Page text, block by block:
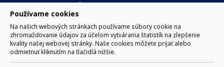
Používame cookies
Na našich webových stránkach používame súbory cookie na
zhromažďovanie údajov za účelom vytvárania štatistík na zlepšenie
kvality našej webovej stránky. Naše cookies môžete prijať alebo
odmietnuť kliknutím na tlačidlá nižšie.
Námestie gen. M. R. Štefánika 1
977 01 Brezno
Slovakia (Slovak Republic)